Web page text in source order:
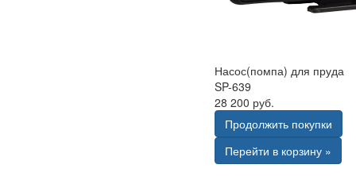
Насос(помпа) для пруда
SP-639
28 200 руб.
Продолжить покупки
Перейти в корзину »